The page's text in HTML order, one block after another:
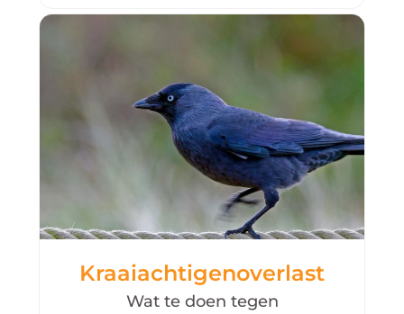
Kraaiachtigenoverlast
Wat te doen tegen